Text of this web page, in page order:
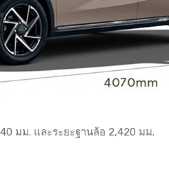
มม. และระยะฐานล้อ 2,420 มม.